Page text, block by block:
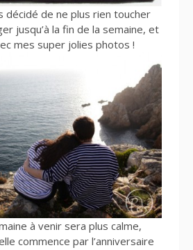
décidé de ne plus rien toucher
jusqu’à la fin de la semaine, et
mes super jolies photos !
à venir sera plus calme,
commence par l’anniversaire